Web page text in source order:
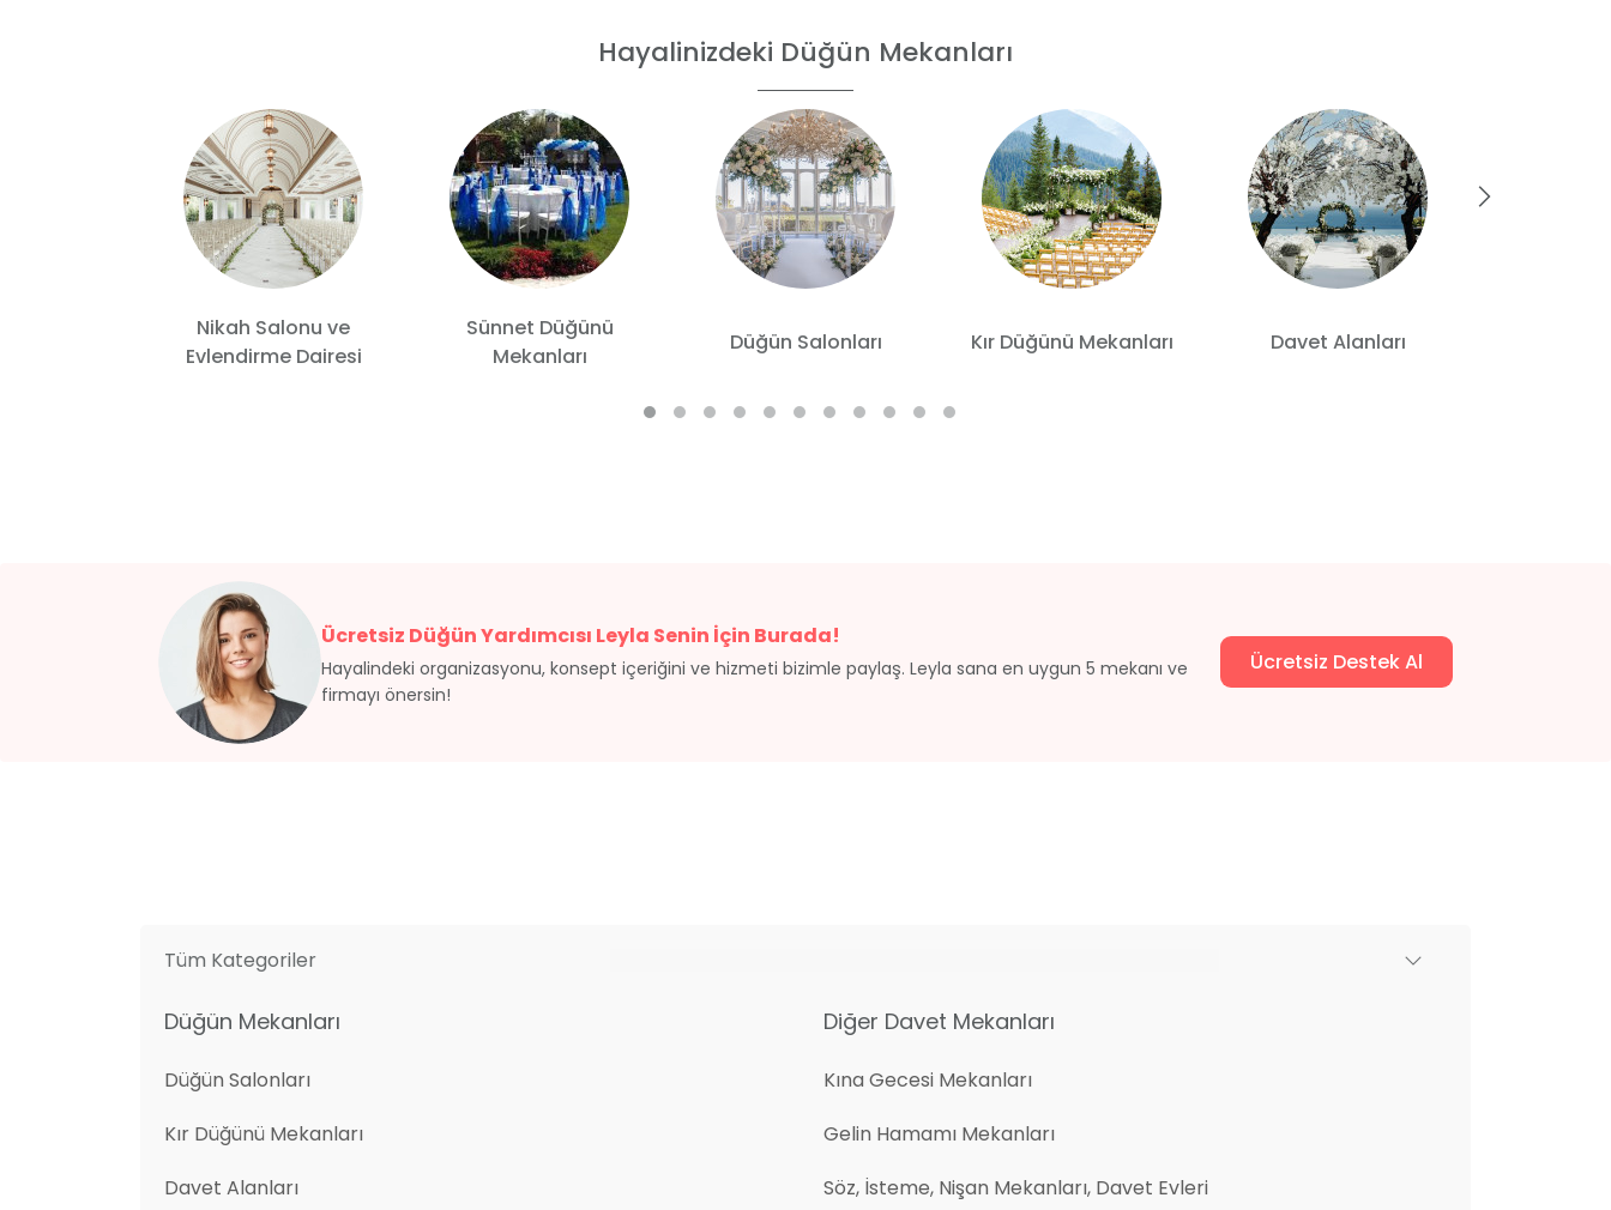
Hayalinizdeki Düğün Mekanları
Nikah Salonu ve
Evlendirme Dairesi
Sünnet Düğünü
Mekanları
Düğün Salonları Kır Düğünü Mekanları Davet Alanları
Ücretsiz Düğün Yardımcısı Leyla Senin İçin Burada!
Hayalindeki organizasyonu, konsept içeriğini ve hizmeti bizimle paylaş. Leyla sana en uygun 5 mekanı ve
firmayı önersin!
Ücretsiz Destek Al
Tüm Kategoriler
Düğün Mekanları
Düğün Salonları
Kır Düğünü Mekanları
Davet Alanları
Diğer Davet Mekanları
Kına Gecesi Mekanları
Gelin Hamamı Mekanları
Söz, İsteme, Nişan Mekanları, Davet Evleri